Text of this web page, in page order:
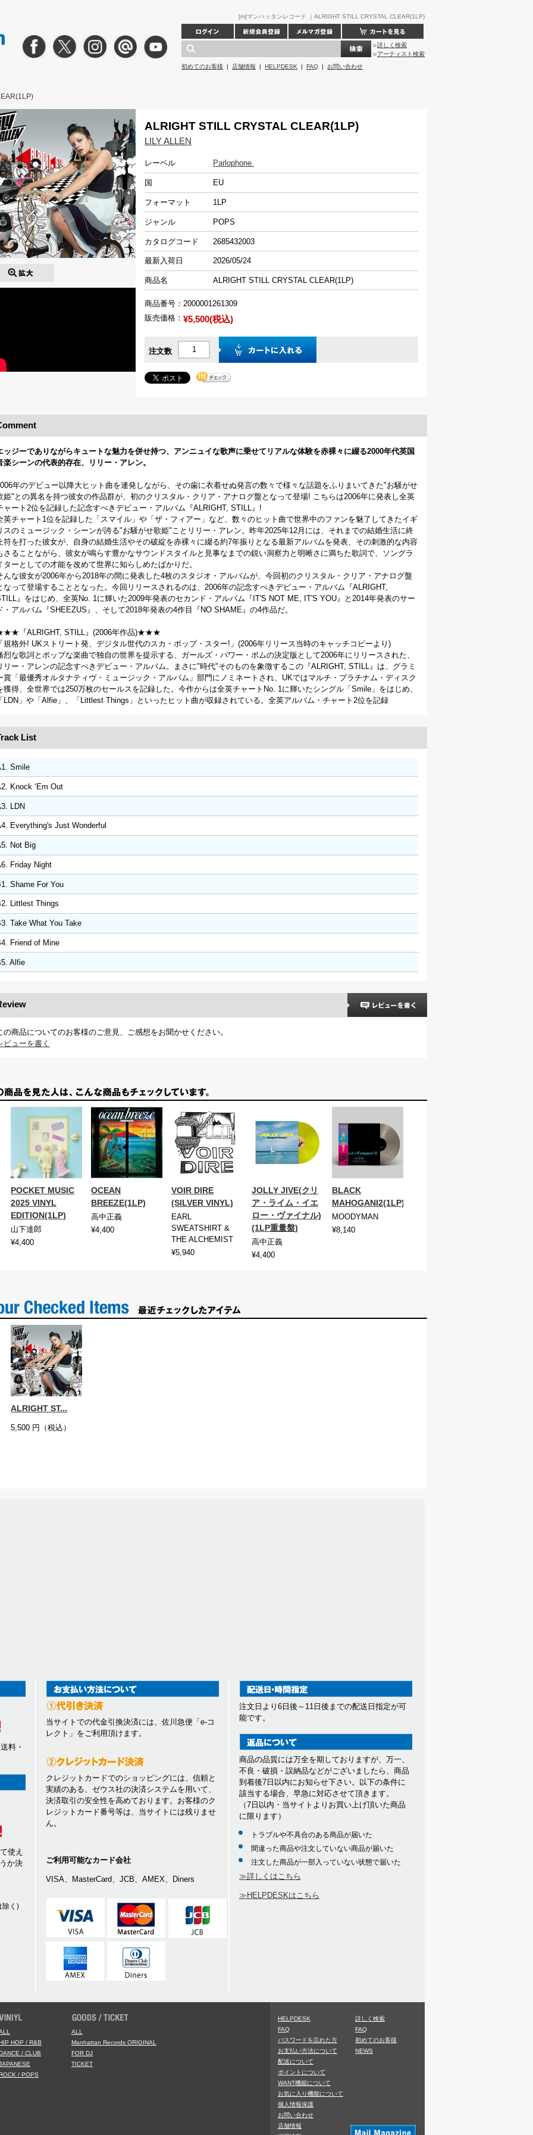
[m]マンハッタンレコード ｜ALRIGHT STILL CRYSTAL CLEAR(1LP)
詳しく検索
アーティスト検索
初めてのお客様 | 店舗情報 | HELPDESK | FAQ | お問い合わせ
ALRIGHT STILL CRYSTAL CLEAR(1LP)
LILY ALLEN
レーベル Parlophone
国 EU
フォーマット 1LP
ジャンル POPS
カタログコード 2685432003
最新入荷日 2026/05/24
商品名 ALRIGHT STILL CRYSTAL CLEAR(1LP)
商品番号： 2000001261309
販売価格： ¥5,500(税込)
注文数
ッジーでありながらキュートな魅力を併せ持つ、アンニュイな歌声に乗せてリアルな体験を赤裸々に綴る2000年代英国
楽シーンの代表的存在、リリー・アレン。
年のデビュー以降大ヒット曲を連発しながら、その歯に衣着せぬ発言の数々で様々な話題をふりまいてきた"お騒がせ
姫"との異名を持つ彼女の作品群が、初のクリスタル・クリア・アナログ盤となって登場! こちらは2006年に発表し全英
ャート2位を記録した記念すべきデビュー・アルバム『ALRIGHT, STILL』!
英チャート1位を記録した「スマイル」や「ザ・フィアー」など、数々のヒット曲で世界中のファンを魅了してきたイギ
スのミュージック・シーンが誇る"お騒がせ歌姫"ことリリー・アレン。昨年2025年12月には、それまでの結婚生活に終
符を打った彼女が、自身の結婚生活やその破綻を赤裸々に綴る約7年振りとなる最新アルバムを発表、その刺激的な内容
さることながら、彼女が鳴らす豊かなサウンドスタイルと見事なまでの鋭い洞察力と明晰さに満ちた歌詞で、ソングラ
ターとしての才能を改めて世界に知らしめたばかりだ。
んな彼女が2006年から2018年の間に発表した4枚のスタジオ・アルバムが、今回初のクリスタル・クリア・アナログ盤
なって登場することとなった。今回リリースされるのは、2006年の記念すべきデビュー・アルバム『ALRIGHT,
』をはじめ、全英No. 1に輝いた2009年発表のセカンド・アルバム『IT'S NOT ME, IT'S YOU』と2014年発表のサー
・アルバム『SHEEZUS』、そして2018年発表の4作目『NO SHAME』の4作品だ。
『ALRIGHT, STILL』(2006年作品)★★★
「規格外! UKストリート発、デジタル世代のスカ・ポップ・スター!」(2006年リリース当時のキャッチコピーより)
烈な歌詞とポップな楽曲で独自の世界を提示する、ガールズ・パワー・ボムの決定版として2006年にリリースされた、
リー・アレンの記念すべきデビュー・アルバム。まさに"時代"そのものを象徴するこの『ALRIGHT, STILL』は、グラミ
賞「最優秀オルタナティヴ・ミュージック・アルバム」部門にノミネートされ、UKではマルチ・プラチナム・ディスク
獲得、全世界では250万枚のセールスを記録した。今作からは全英チャートNo. 1に輝いたシングル「Smile」をはじめ、
「LDN」や「Alfie」、「Littlest Things」といったヒット曲が収録されている。全英アルバム・チャート2位を記録
List
Smile
Knock ‘Em Out
LDN
Everything's Just Wonderful
Not Big
Friday Night
Shame For You
Littlest Things
Take What You Take
Friend of Mine
Alfie
の商品についてのお客様のご意見、ご感想をお聞かせください。
ビューを書く
POCKET MUSIC
2025 VINYL
EDITION(1LP)
山下達郎
¥4,400
OCEAN
BREEZE(1LP)
高中正義
¥4,400
VOIR DIRE
(SILVER VINYL)
EARL
SWEATSHIRT &
THE ALCHEMIST
¥5,940
JOLLY JIVE(クリ
ア・ライム・イエ
ロー・ヴァイナル)
(1LP重量盤)
高中正義
¥4,400
BLACK
MAHOGANI2(1LP)
MOODYMAN
¥8,140
ALRIGHT ST...
5,500 円（税込）
料・
使え
か決
除く)
当サイトでの代金引換決済には、佐川急便「e-コ
レクト」をご利用頂けます。
クレジットカードでのショッピングには、信頼と
実績のある、ゼウス社の決済システムを用いて、
決済取引の安全性を高めております。お客様のク
レジットカード番号等は、当サイトには残りませ
ん。
ご利用可能なカード会社
VISA、MasterCard、JCB、AMEX、Diners
注文日より6日後～11日後までの配送日指定が可
能です。
商品の品質には万全を期しておりますが、万一、
不良・破損・誤納品などがございましたら、商品
到着後7日以内にお知らせ下さい。以下の条件に
該当する場合、早急に対応させて頂きます。
（7日以内・当サイトよりお買い上げ頂いた商品
に限ります）
トラブルや不具合のある商品が届いた
間違った商品や注文していない商品が届いた
注文した商品が一部入っていない状態で届いた
≫詳しくはこちら
≫HELPDESKはこちら
HOP / R&B
/ CLUB
/ POPS
ALL
Manhattan Records ORIGINAL
FOR DJ
TICKET
HELPDESK
FAQ
パスワードを忘れた方
お支払い方法について
配送について
ポイントについて
WANT機能について
お気に入り機能について
個人情報保護
お問い合わせ
店舗情報
詳しく検索
FAQ
初めてのお客様
NEWS